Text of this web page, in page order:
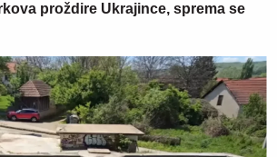
proždire Ukrajince, sprema se